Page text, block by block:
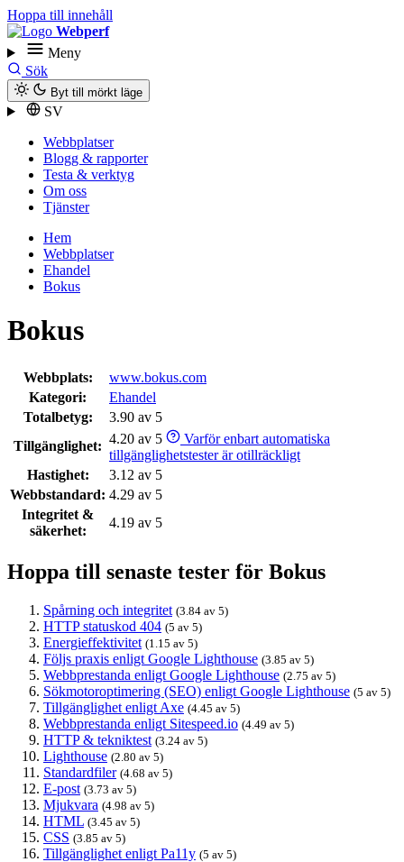
Hoppa till innehåll
Webperf
Meny
Sök
Byt till mörkt läge
SV
Webbplatser
Blogg & rapporter
Testa & verktyg
Om oss
Tjänster
Hem
Webbplatser
Ehandel
Bokus
Bokus
Webbplats:
www.bokus.com
Kategori:
Ehandel
Totalbetyg:
3.90 av 5
Tillgänglighet: 4.20 av 5
Varför enbart automatiska
tillgänglighetstester är otillräckligt
Hastighet:
3.12 av 5
Webbstandard: 4.29 av 5
Integritet &
säkerhet:
4.19 av 5
Hoppa till senaste tester för Bokus
Spårning och integritet (3.84 av 5)
HTTP statuskod 404 (5 av 5)
Energieffektivitet (1.15 av 5)
Följs praxis enligt Google Lighthouse (3.85 av 5)
Webbprestanda enligt Google Lighthouse (2.75 av 5)
Sökmotoroptimering (SEO) enligt Google Lighthouse (5 av 5)
Tillgänglighet enligt Axe (4.45 av 5)
Webbprestanda enligt Sitespeed.io (4.49 av 5)
HTTP & tekniktest (3.24 av 5)
Lighthouse (2.80 av 5)
Standardfiler (4.68 av 5)
E-post (3.73 av 5)
Mjukvara (4.98 av 5)
HTML (3.45 av 5)
CSS (3.85 av 5)
Tillgänglighet enligt Pa11y (5 av 5)